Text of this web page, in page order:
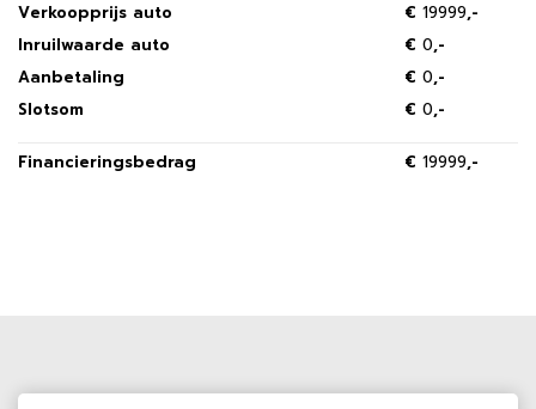
Verkoopprijs auto € 19999,-
Inruilwaarde auto
€ 0,-
Aanbetaling
€ 0,-
Slotsom
€ 0,-
Financieringsbedrag € 19999,-